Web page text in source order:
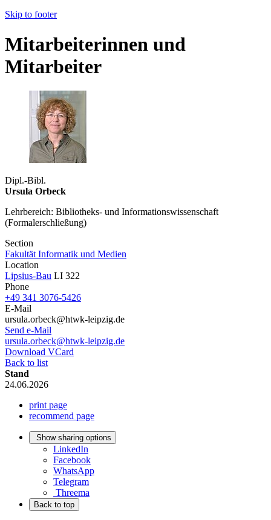
Skip to footer
Mitarbeiterinnen und
Mitarbeiter
Dipl.-Bibl.
Ursula Orbeck
Lehrbereich: Bibliotheks- und Informationswissenschaft
(Formalerschließung)
Section
Fakultät Informatik und Medien
Location
Lipsius-Bau LI 322
Phone
+49 341 3076-5426
E-Mail
ursula.orbeck@htwk-leipzig.de
Send e-Mail
ursula.orbeck@htwk-leipzig.de
Download VCard
Back to list
Stand
24.06.2026
print page
recommend page
Show sharing options
LinkedIn
Facebook
WhatsApp
Telegram
Threema
Back to top